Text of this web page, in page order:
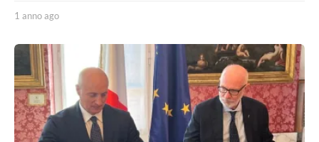
1 anno ago
n
o